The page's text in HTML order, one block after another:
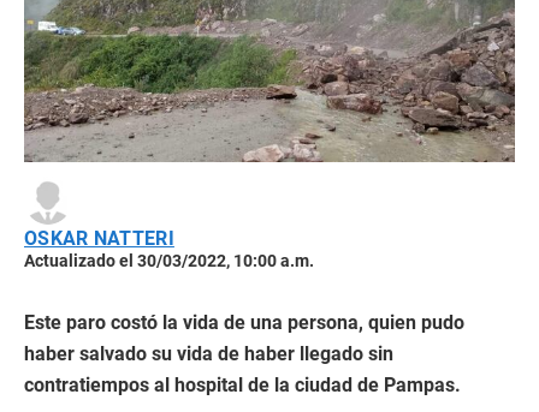
OSKAR NATTERI
Actualizado el 30/03/2022, 10:00 a.m.
Este paro costó la vida de una persona, quien pudo
haber salvado su vida de haber llegado sin
contratiempos al hospital de la ciudad de Pampas.